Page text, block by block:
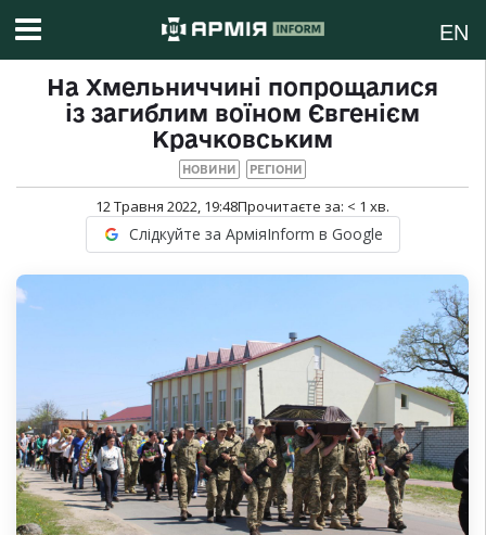
EN
На Хмельниччині попрощалися
із загиблим воїном Євгенієм
Крачковським
НОВИНИ РЕГІОНИ
12 Травня 2022, 19:48Прочитаєте за: < 1 хв.
Слідкуйте за АрміяInform в Google